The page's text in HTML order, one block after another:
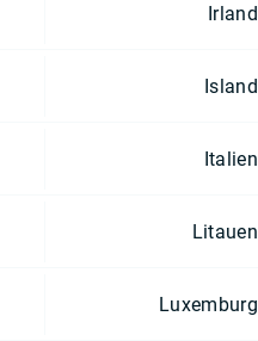
Irland
Island
Italien
Litauen
Luxemburg